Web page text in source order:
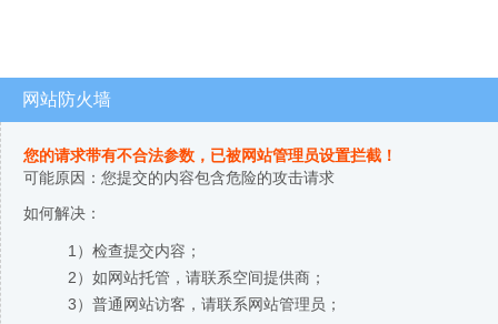
网站防火墙
您的请求带有不合法参数，已被网站管理员设置拦截！
可能原因：您提交的内容包含危险的攻击请求
如何解决：
1）检查提交内容；
2）如网站托管，请联系空间提供商；
3）普通网站访客，请联系网站管理员；